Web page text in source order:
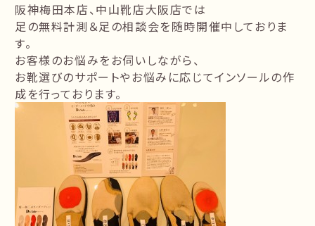
阪神梅田本店、中山靴店大阪店では
足の無料計測＆足の相談会を随時開催中しておりま
す。
お客様のお悩みをお伺いしながら、
お靴選びのサポートやお悩みに応じてインソールの作
成を行っております。